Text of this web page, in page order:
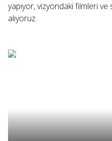
yapıyor, vizyondaki filmleri
alıyoruz.